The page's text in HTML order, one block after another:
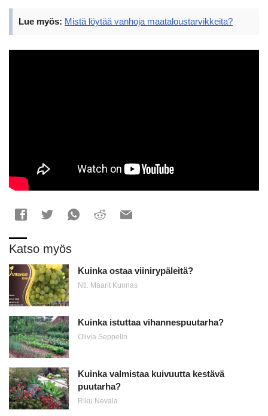
Lue myös: Mistä löytää vanhoja maataloustarvikkeita?
Katso myös
Kuinka ostaa viinirypäleitä?
Nti. Maarit Kunnas
Kuinka istuttaa vihannespuutarha?
Olivia Seppelin
Kuinka valmistaa kuivuutta kestävä
puutarha?
Riku Nevala